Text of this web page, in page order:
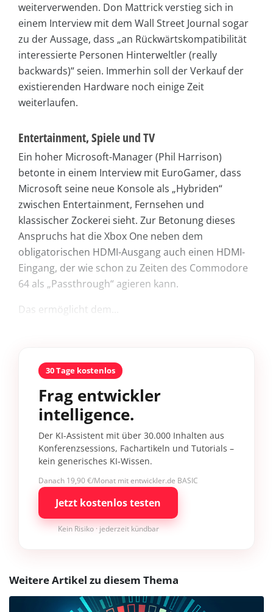
weiterverwenden. Don Mattrick verstieg sich in
einem Interview mit dem Wall Street Journal sogar
zu der Aussage, dass „an Rückwärtskompatibilität
interessierte Personen Hinterweltler (really
backwards)“ seien. Immerhin soll der Verkauf der
existierenden Hardware noch einige Zeit
weiterlaufen.
Entertainment, Spiele und TV
Ein hoher Microsoft-Manager (Phil Harrison)
betonte in einem Interview mit EuroGamer, dass
Microsoft seine neue Konsole als „Hybriden“
zwischen Entertainment, Fernsehen und
klassischer Zockerei sieht. Zur Betonung dieses
Anspruchs hat die Xbox One neben dem
obligatorischen HDMI-Ausgang auch einen HDMI-
Eingang, der wie schon zu Zeiten des Commodore
64 als „Passthrough“ agieren kann.
Das ermöglicht dem...
30 Tage kostenlos
Frag entwickler
intelligence.
Der KI-Assistent mit über 30.000 Inhalten aus
Konferenzsessions, Fachartikeln und Tutorials –
kein generisches KI-Wissen.
Danach 19,90 €/Monat mit entwickler.de BASIC
Jetzt kostenlos testen
Kein Risiko · jederzeit kündbar
Weitere Artikel zu diesem Thema